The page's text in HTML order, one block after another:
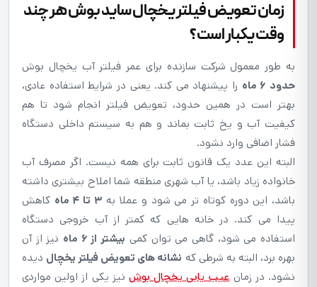
زمان تعویض فیلتر یخچال ساید بوش هر چند
وقت یکبار است؟
به طور معمول شرکت سازنده برای عمر فیلتر آب یخچال بوش
حدود ۶ ماه
را پیشنهاد می کند. یعنی در شرایط استفاده عادی،
بهتر است در همین حدود، تعویض فیلتر انجام شود تا هم
کیفیت آب و یخ ثابت بماند و هم به سیستم داخلی دستگاه
فشار اضافی وارد نشود.
البته این عدد یک قانون ثابت برای همه نیست. اگر مصرف آب
خانواده زیاد باشد، یا آب شهری منطقه شما املاح بیشتری داشته
باشد، این دوره کوتاه تر می شود و عملا به۳ تا ۴ ماه
کاهش
پیدا می کند. در خانه هایی که کمتر از آب خروجی دستگاه
استفاده می شود، گاهی می توان کمی بیشتر از ۶ ماه
نیز از آن
بهره برد، البته به شرطی که نشانه های تعویض فیلتر یخچال دیده
نشود. در زمان عیب یابی یخچال بوش نیز یکی از اولین مواردی